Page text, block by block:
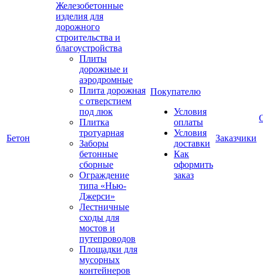
Бетон
Железобетонные
изделия для
дорожного
строительства и
благоустройства
Плиты
дорожные и
аэродромные
Плита дорожная
с отверстием
под люк
Плитка
тротуарная
Заборы
бетонные
сборные
Ограждение
типа «Нью-
Джерси»
Лестничные
сходы для
мостов и
путепроводов
Площадки для
мусорных
контейнеров
Покупателю
Условия
оплаты
Условия
доставки
Как
оформить
заказ
Заказчики